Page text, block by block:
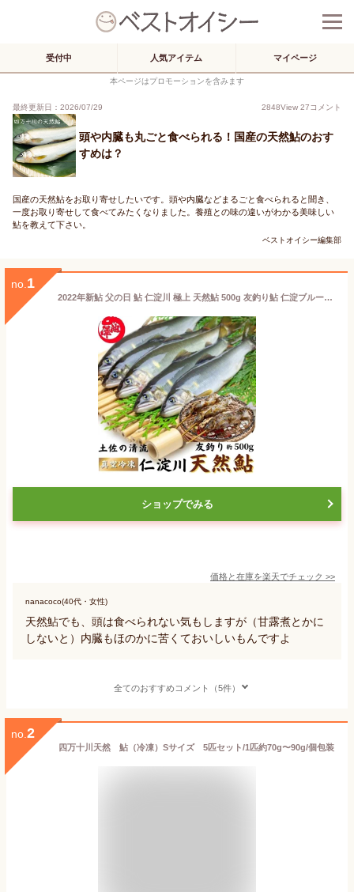
受付中 人気アイテム マイページ
本ページはプロモーションを含みます
最終更新日：2026/07/29 2848View 27コメント
頭や内臓も丸ごと食べられる！国産の天然鮎のおす
すめは？
国産の天然鮎をお取り寄せしたいです。頭や内臓などまるごと食べられると聞き、
一度お取り寄せして食べてみたくなりました。養殖との味の違いがわかる美味しい
鮎を教えて下さい。
ベストオイシー編集部
no. 1
2022年新鮎 父の日 鮎 仁淀川 極上 天然鮎 500g 友釣り鮎 仁淀ブルーで育った天然鮎 高知県産 お中元 誕生日 プレゼント ギフト お祝い 贈答用 送料無料
ショップでみる
価格と在庫を楽天でチェック >>
nanacoco(40代・女性)
天然鮎でも、頭は食べられない気もしますが（甘露煮とかに
しないと）内臓もほのかに苦くておいしいもんですよ
全てのおすすめコメント（5件）
no. 2
四万十川天然 鮎（冷凍）Sサイズ 5匹セット/1匹約70g〜90g/個包装